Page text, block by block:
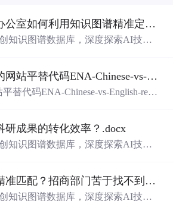
高校技术转移办公室如何利用知识图谱精准定位产业需求与技术适配点？.docx
知识图谱数据库，深度探索AI技术
决方案，推动科技创新与产业创新认知网络分析的网站平替代码ENA-Chinese-vs-English-reproducible.zip
替代码ENA-Chinese-vs-English-repro
研成果的转化效率？.docx
知识图谱数据库，深度探索AI技术
决方案，推动科技创新与产业创新产业招商如何精准匹配？招商部门苦于找不到符合产业链补链强链方向的目标企业怎么办？.docx
知识图谱数据库，深度探索AI技术